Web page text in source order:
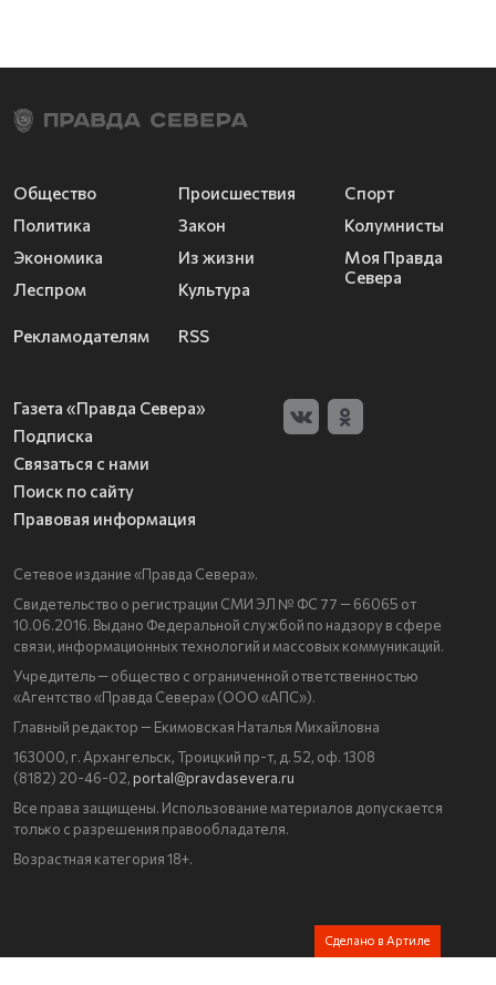
Общество
Политика
Экономика
Леспром
Происшествия
Закон
Из жизни
Культура
Спорт
Колумнисты
Моя Правда
Севера
Рекламодателям RSS
Газета «Правда Севера»
Подписка
Связаться с нами
Поиск по сайту
Правовая информация
Сетевое издание «Правда Севера».
Свидетельство о регистрации СМИ ЭЛ № ФС 77 — 66065 от
10.06.2016. Выдано Федеральной службой по надзору в сфере
связи, информационных технологий и массовых коммуникаций.
Учредитель — общество с ограниченной ответственностью
«Агентство «Правда Севера» (ООО «АПС»).
Главный редактор — Екимовская Наталья Михайловна
163000, г. Архангельск, Троицкий пр-т, д. 52, оф. 1308
(8182) 20-46-02, portal@pravdasevera.ru
Все права защищены. Использование материалов допускается
только с разрешения правообладателя.
Возрастная категория 18+.
Сделано в Артиле